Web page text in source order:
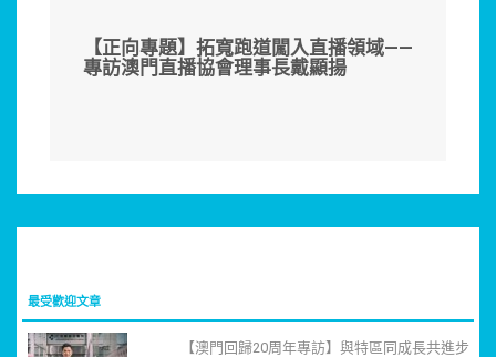
【正向專題】拓寬跑道闖入直播領域——
專訪澳門直播協會理事長戴顯揚
最受歡迎文章
【澳門回歸20周年專訪】與特區同成長共進步